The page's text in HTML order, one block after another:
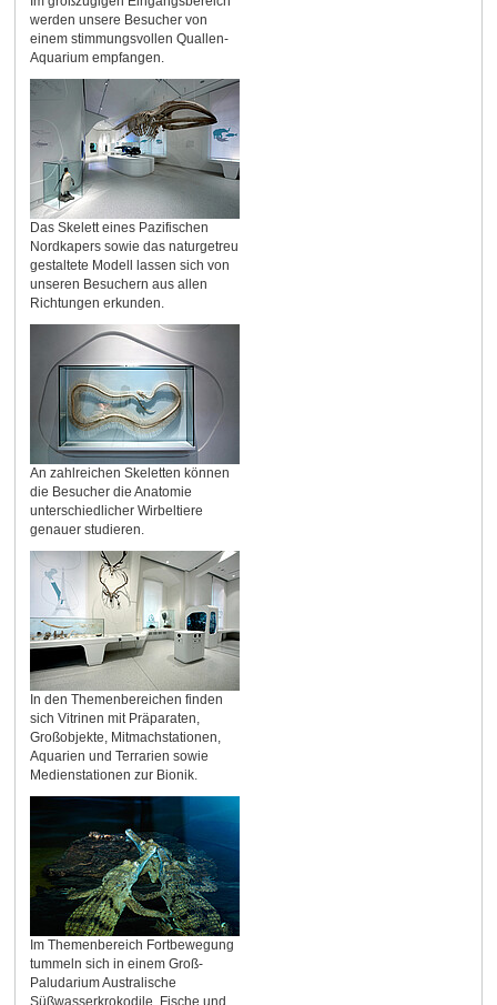
werden unsere Besucher von
einem stimmungsvollen Quallen-
Aquarium empfangen.
Das Skelett eines Pazifischen
Nordkapers sowie das naturgetreu
gestaltete Modell lassen sich von
unseren Besuchern aus allen
Richtungen erkunden.
An zahlreichen Skeletten können
die Besucher die Anatomie
unterschiedlicher Wirbeltiere
genauer studieren.
In den Themenbereichen finden
sich Vitrinen mit Präparaten,
Großobjekte, Mitmachstationen,
Aquarien und Terrarien sowie
Medienstationen zur Bionik.
Im Themenbereich Fortbewegung
tummeln sich in einem Groß-
Paludarium Australische
Süßwasserkrokodile, Fische und